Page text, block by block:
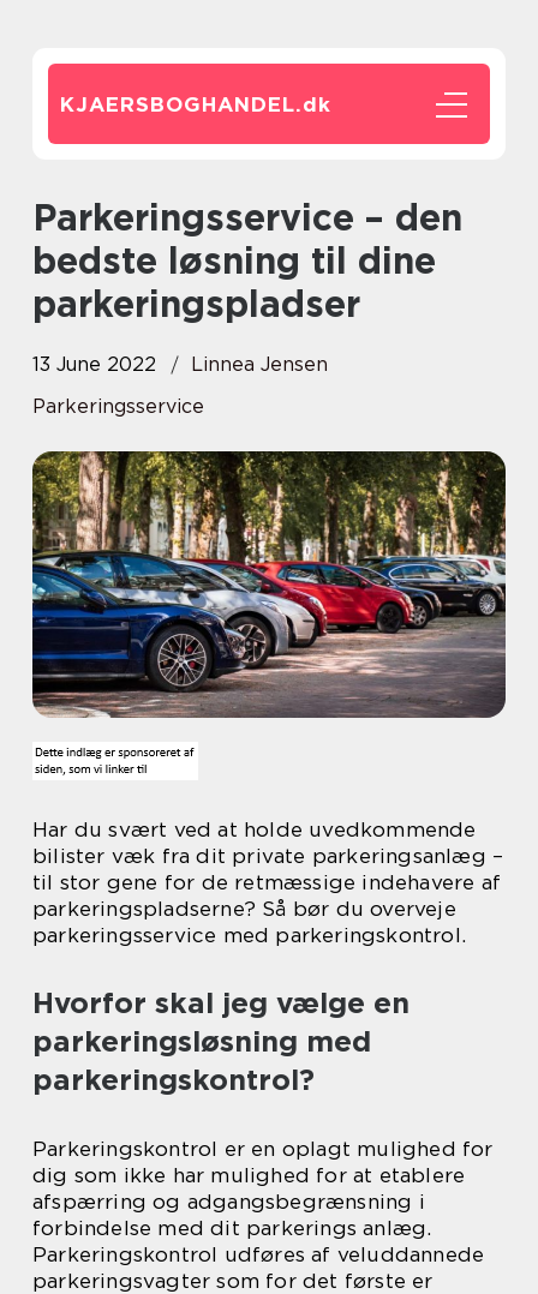
KJAERSBOGHANDEL.dk
Parkeringsservice – den
bedste løsning til dine
parkeringspladser
13 June 2022
Linnea Jensen
Parkeringsservice
Har du svært ved at holde uvedkommende
bilister væk fra dit private parkeringsanlæg –
til stor gene for de retmæssige indehavere af
parkeringspladserne? Så bør du overveje
parkeringsservice med parkeringskontrol.
Hvorfor skal jeg vælge en
parkeringsløsning med
parkeringskontrol?
Parkeringskontrol er en oplagt mulighed for
dig som ikke har mulighed for at etablere
afspærring og adgangsbegrænsning i
forbindelse med dit parkerings anlæg.
Parkeringskontrol udføres af veluddannede
parkeringsvagter som for det første er